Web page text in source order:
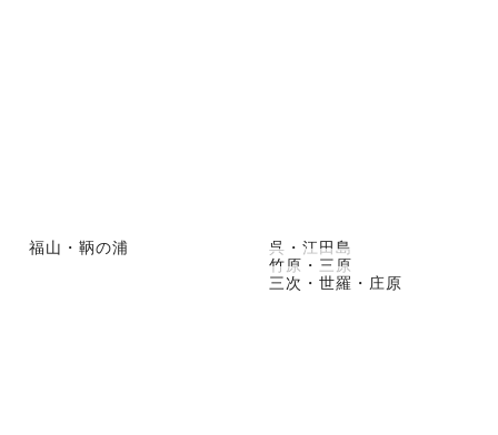
福山・鞆の浦
呉・江田島
竹原・三原
三次・世羅・庄原